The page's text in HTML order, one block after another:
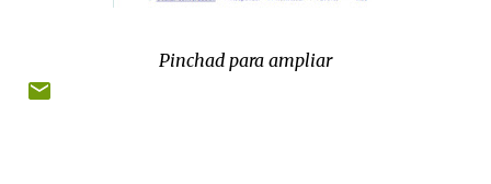
Pinchad para ampliar